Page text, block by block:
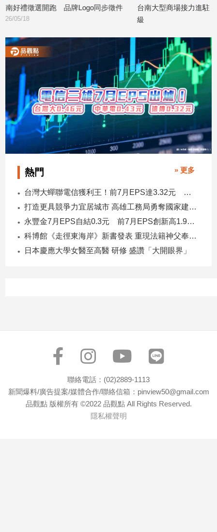
星
座/
消
費
健
康/
親
子/
感
情
藝
／
推
音
徵件
台南大型商場接力進駐 帶動城市商業升
人氣品牌快
熱門 » 更多
台灣大蟬聯電信獲利王！前7月EPS達3.32元 中華電3.11、遠傳2.46元
打造更具競爭力宜居城市 高雄工務局勇奪國家建築界9大獎
永豐金7月EPS自結0.3元 前7月EPS創新高1.96元！
科博館《走徑東海岸》新書發表 重現法籍神父奉獻足跡與歷史日記
日本慶應大學女醫至高醫 研修 盛讚「大開眼界」
聯絡電話：(02)2889-1113
新聞爆料/廣告提案/媒體合作/聯絡信箱：pinview50@gmail.com
品觀點 版權所有 ©2022 品觀點 All Rights Reserved.
隱私權聲明